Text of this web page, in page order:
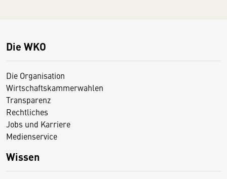
Die WKO
Die Organisation
Wirtschaftskammerwahlen
Transparenz
Rechtliches
Jobs und Karriere
Medienservice
Wissen